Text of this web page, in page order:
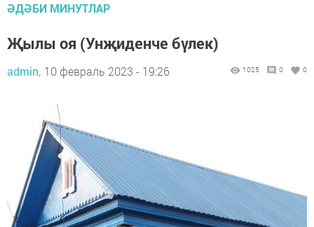
ӘДӘБИ МИНУТЛАР
Җылы оя (Унҗиденче бүлек)
admin, 10 февраль 2023 - 19:26 1025 0 0